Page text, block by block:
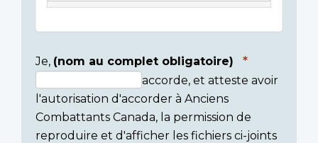
Consent
section
Je, (nom au complet obligatoire)
accorde, et atteste avoir
l'autorisation d'accorder à Anciens
Combattants Canada, la permission de
reproduire et d'afficher les fichiers ci-joints